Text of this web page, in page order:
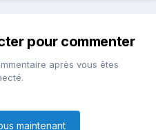
pour commenter
après vous êtes
maintenant